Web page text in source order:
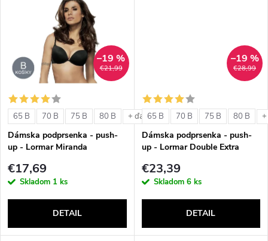
t
o
v
t
o
v
€21,99
–19 %
65 B 70 B 75 B 80 B + ďalšie
Dámska podprsenka - push-
up - Lormar Miranda
€17,69
Skladom 1 ks
DETAIL
€28,99
–19 %
65 B 70 B 75 B 80 B
Dámska podprsenka - push-
up - Lormar Double Extra
€23,39
Skladom 6 ks
DETAIL